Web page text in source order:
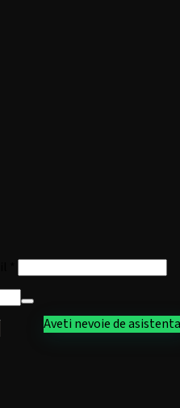
Aveti nevoie de